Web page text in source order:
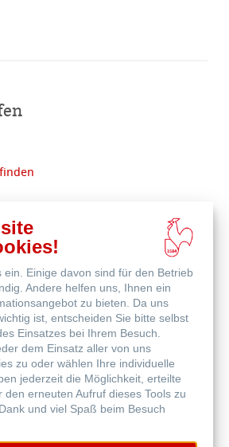
ein. Einige davon sind für den Betrieb
Andere helfen uns, Ihnen ein
zu bieten. Da uns
ist, entscheiden Sie bitte selbst
Einsatzes bei Ihrem Besuch.
dem Einsatz aller von uns
zu oder wählen Ihre individuelle
jederzeit die Möglichkeit, erteilte
den erneuten Aufruf dieses Tools zu
und viel Spaß beim Besuch